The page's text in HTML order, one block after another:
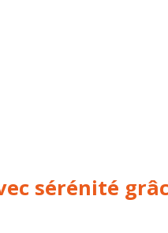
sérénité